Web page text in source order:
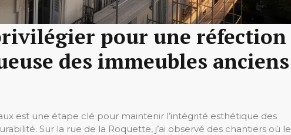
pour une réfection
des immeubles anciens
est une étape clé pour maintenir l’intégrité esthétique des
Sur la rue de la Roquette, j’ai observé des chantiers où le